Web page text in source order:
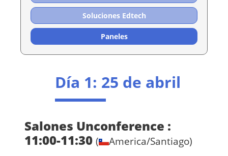
Soluciones Edtech
Paneles
Día 1: 25 de abril
Salones Unconference :
11:00-11:30 ( America/Santiago)